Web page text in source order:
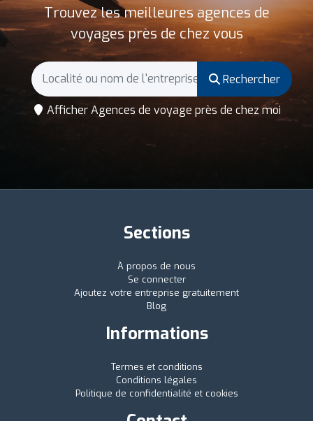
Trouvez les meilleures agences de
voyages près de chez vous
Rechercher
Afficher Agences de voyage près de chez moi
Sections
À propos de nous
Se connecter
Ajoutez votre entreprise gratuitement
Blog
Informations
Termes et conditions
Conditions légales
Politique de confidentialité et cookies